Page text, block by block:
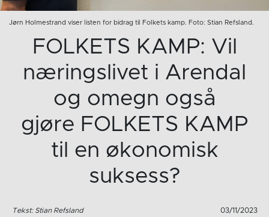
Jørn Holmestrand viser listen for bidrag til Folkets kamp. Foto: Stian Refsland.
FOLKETS KAMP: Vil
næringslivet i Arendal
og omegn også
gjøre FOLKETS KAMP
til en økonomisk
suksess?
Tekst: Stian Refsland 03/11/2023